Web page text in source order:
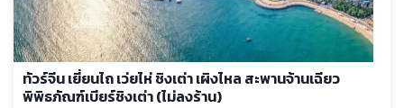
ทัวร์จีน เยี่ยนไถ เว่ยไห่ ชิงเต่า เผิงไหล สะพานจ้านเฉียว
พิพิธภัณฑ์เบียร์ชิงเต่า (ไม่ลงร้าน)